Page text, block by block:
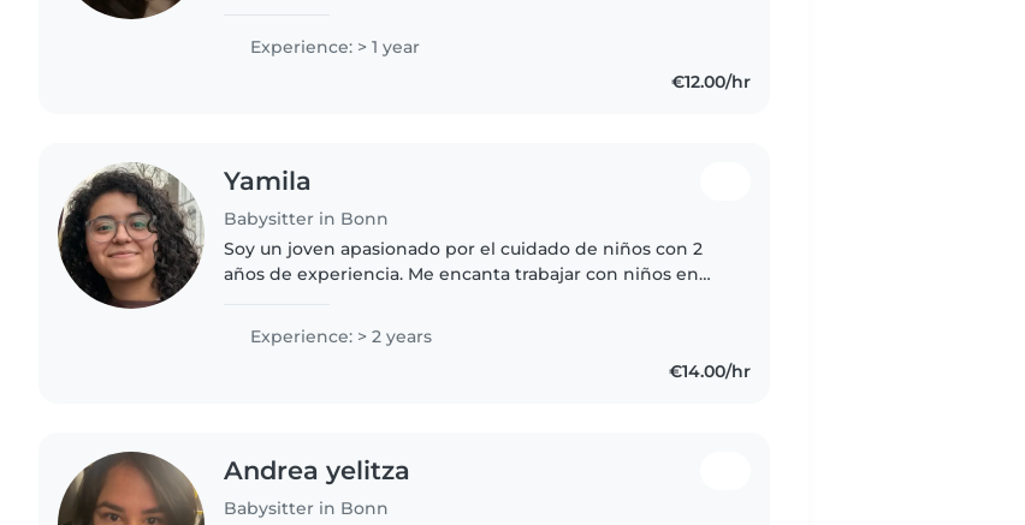
aufgepasst habe die Arbeit mit Kindern..
Experience: > 1 year
€12.00/hr
Yamila
Babysitter in Bonn
Soy un joven apasionado por el cuidado de niños con 2
años de experiencia. Me encanta trabajar con niños en
con tareas, leyendo..
Experience: > 2 years
€14.00/hr
Andrea yelitza
Babysitter in Bonn